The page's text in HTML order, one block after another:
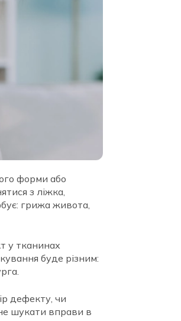
форми або
з ліжка,
грижа живота,
у тканинах
буде різним:
дефекту, чи
шукати вправи в